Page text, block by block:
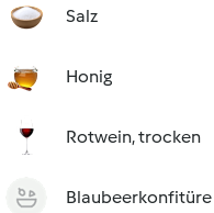
Salz
Honig
Rotwein, trocken
Blaubeerkonfitüre